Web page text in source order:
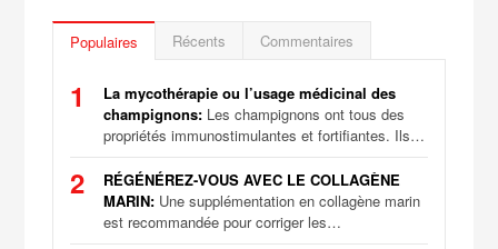
Populaires Récents Commentaires
1
La mycothérapie ou l’usage médicinal des
champignons: Les champignons ont tous des
propriétés immunostimulantes et fortifiantes. Ils…
2
RÉGÉNÉREZ-VOUS AVEC LE COLLAGÈNE
MARIN: Une supplémentation en collagène marin
est recommandée pour corriger les…